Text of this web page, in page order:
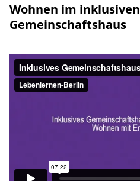
Wohnen im inklusiven
Gemeinschaftshaus